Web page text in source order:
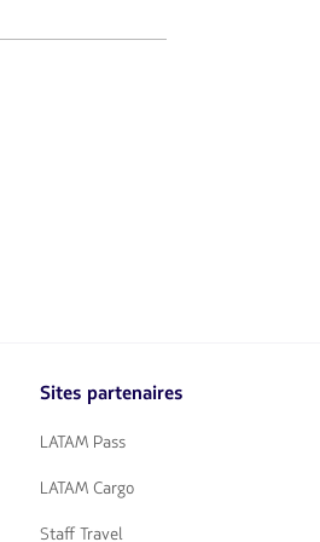
Sites partenaires
LATAM Pass
LATAM Cargo
Staff Travel